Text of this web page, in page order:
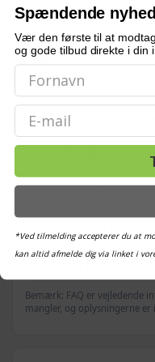
Normal eller omvendt
MONTERINGSTILBEHØR
Inkluderet
OFTE STILLEDE
Hvad følger med i
Hvilke mål har
Bemærk: FAQ er vejledende
mangler, og oplysningerne er
Sort - 1 stk - 337
Spændende
Vær den første til at
og gode tilbud direkte i din
Email
*Ved tilmelding accepterer du at
kan altid afmelde dig via linket i